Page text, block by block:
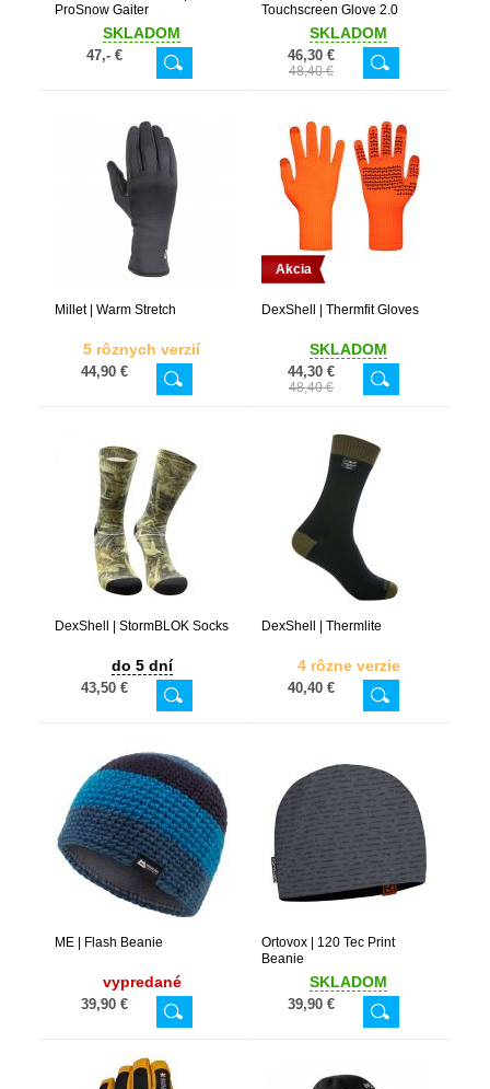
ProSnow Gaiter
SKLADOM
47,- €
Touchscreen Glove 2.0
SKLADOM
46,30 €
48,40 €
Millet | Warm Stretch
5 rôznych verzií
44,90 €
Akcia
DexShell | Thermfit Gloves
SKLADOM
44,30 €
48,40 €
DexShell | StormBLOK Socks
do 5 dní
43,50 €
DexShell | Thermlite
4 rôzne verzie
40,40 €
ME | Flash Beanie
vypredané
39,90 €
Ortovox | 120 Tec Print
Beanie
SKLADOM
39,90 €